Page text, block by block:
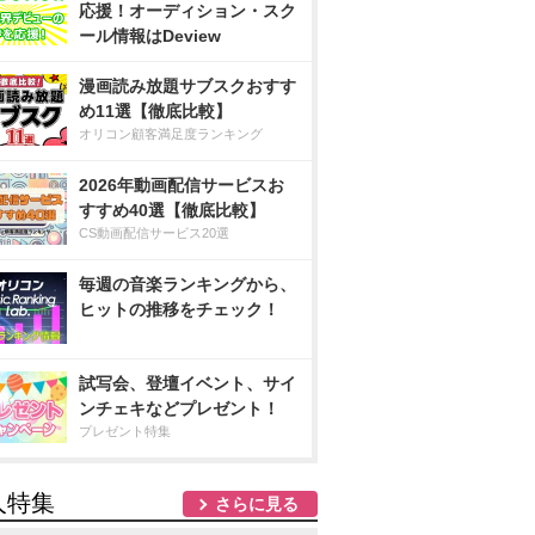
応援！オーディション・スク
ール情報はDeview
漫画読み放題サブスクおすす
め11選【徹底比較】
オリコン顧客満足度ランキング
2026年動画配信サービスお
すすめ40選【徹底比較】
CS動画配信サービス20選
毎週の音楽ランキングから、
ヒットの推移をチェック！
試写会、登壇イベント、サイ
ンチェキなどプレゼント！
プレゼント特集
特集 さらに見る